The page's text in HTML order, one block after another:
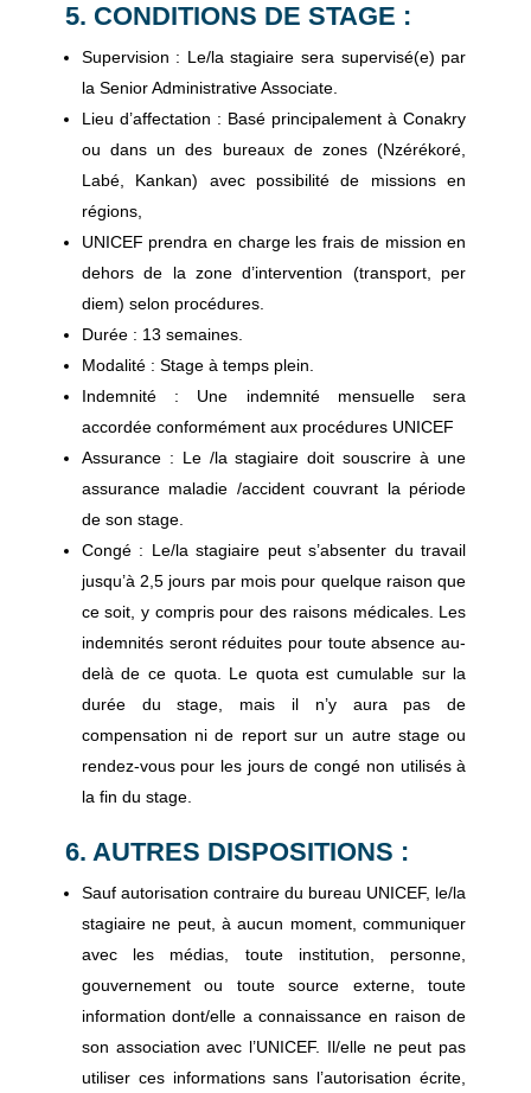
5. CONDITIONS DE STAGE :
Supervision : Le/la stagiaire sera supervisé(e) par
la Senior Administrative Associate.
Lieu d’affectation : Basé principalement à Conakry
ou dans un des bureaux de zones (Nzérékoré,
Labé, Kankan) avec possibilité de missions en
régions,
UNICEF prendra en charge les frais de mission en
dehors de la zone d’intervention (transport, per
diem) selon procédures.
Durée : 13 semaines.
Modalité : Stage à temps plein.
Indemnité : Une indemnité mensuelle sera
accordée conformément aux procédures UNICEF
Assurance : Le /la stagiaire doit souscrire à une
assurance maladie /accident couvrant la période
de son stage.
Congé : Le/la stagiaire peut s’absenter du travail
jusqu’à 2,5 jours par mois pour quelque raison que
ce soit, y compris pour des raisons médicales. Les
indemnités seront réduites pour toute absence au-
delà de ce quota. Le quota est cumulable sur la
durée du stage, mais il n’y aura pas de
compensation ni de report sur un autre stage ou
rendez-vous pour les jours de congé non utilisés à
la fin du stage.
6. AUTRES DISPOSITIONS :
Sauf autorisation contraire du bureau UNICEF, le/la
stagiaire ne peut, à aucun moment, communiquer
avec les médias, toute institution, personne,
gouvernement ou toute source externe, toute
information dont/elle a connaissance en raison de
son association avec l’UNICEF. Il/elle ne peut pas
utiliser ces informations sans l’autorisation écrite,